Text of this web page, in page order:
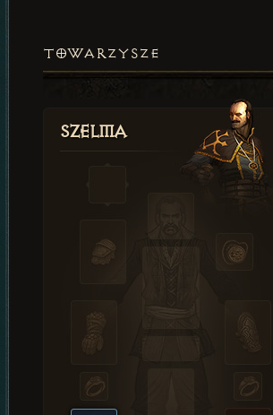
TOWARZYSZE
Szelma